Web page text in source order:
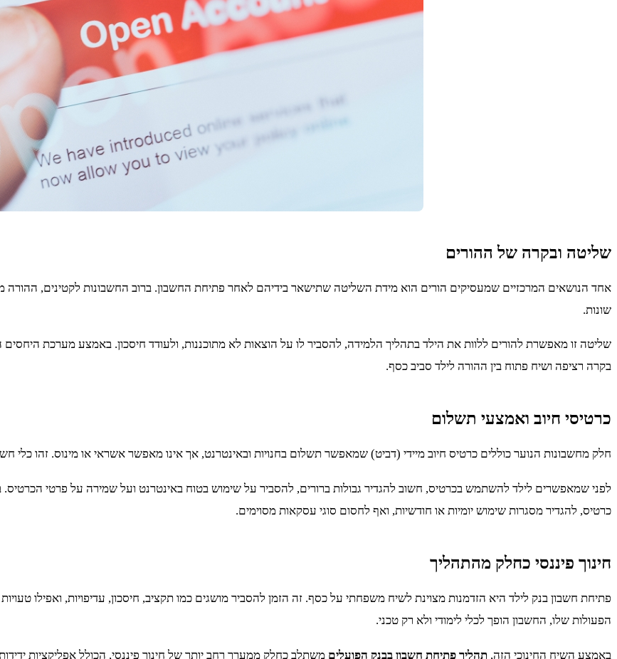
שליטה ובקרה של ההורים
אחד הנושאים המרכזיים שמעסיקים הורים הוא מידת השליטה שתישאר בידיהם לאחר פתיחת החשבון. ברוב החשבונות לקטינים,
שונות.
שליטה זו מאפשרת להורים ללוות את הילד בתהליך הלמידה, להסביר לו על הוצאות לא מתוכננות, ולעודד חיסכון. באמצע מערכת
בקרה רציפה ושיח פתוח בין ההורה לילד סביב כסף.
כרטיסי חיוב ואמצעי תשלום
חלק מחשבונות הנוער כוללים כרטיס חיוב מיידי (דביט) שמאפשר תשלום בחנויות ובאינטרנט, אך אינו מאפשר אשראי או מינוס. זהו כלי
לפני שמאפשרים לילד להשתמש בכרטיס, חשוב להגדיר גבולות ברורים, להסביר על שימוש בטוח באינטרנט ועל שמירה על פרטי
כרטיס, להגדיר מסגרות שימוש יומיות או חודשיות, ואף לחסום סוגי עסקאות מסוימים.
חינוך פיננסי כחלק מהתהליך
פתיחת חשבון בנק לילד היא הזדמנות מצוינת לשיח משפחתי על כסף. זה הזמן להסביר מושגים כמו תקציב, חיסכון, עדיפויות, ואפילו
הפעולות שלו, החשבון הופך לכלי לימודי ולא רק טכני.
באמצע השיח החינוכי הזה, תהליך פתיחת חשבון בבנק הפועלים משתלב כחלק ממערך רחב יותר של חינוך פיננסי, הכולל אפליקציות